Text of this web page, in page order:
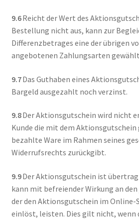
9.6Reicht der Wert des
Bestellung nicht aus, kann zur
Differenzbetrages eine der übrigen
angebotenen Zahlungsarten
9.7Das Guthaben eines
Bargeld ausgezahlt noch verzinst.
9.8Der Aktionsgutschein wird nicht
Kunde die mit dem
bezahlte Ware im Rahmen seines
Widerrufsrechts zurückgibt.
9.9Der Aktionsgutschein ist
kann mit befreiender Wirkung an
der den Aktionsgutschein im Online-
einlöst, leisten. Dies gilt nicht, wenn